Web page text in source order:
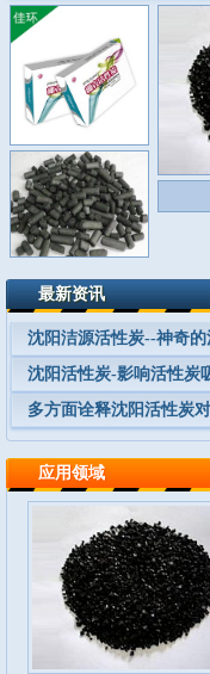
最新资讯
沈阳洁源活性炭--神奇的
沈阳活性炭-影响活性炭
多方面诠释沈阳活性炭
应用领域